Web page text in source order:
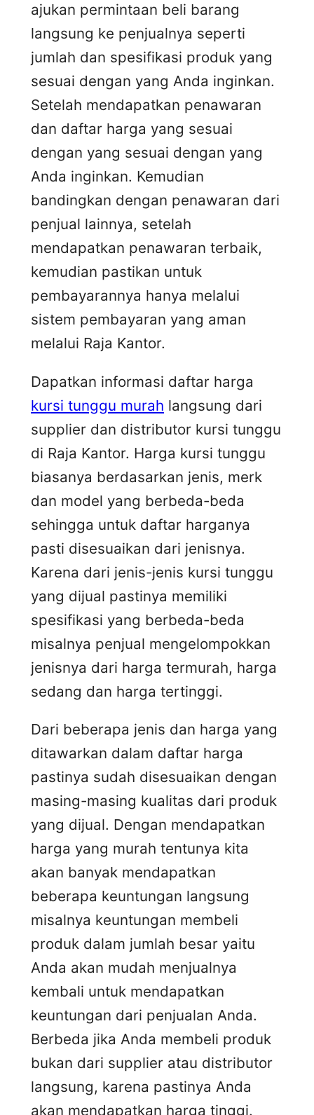
ajukan permintaan beli barang
langsung ke penjualnya seperti
jumlah dan spesifikasi produk yang
sesuai dengan yang Anda inginkan.
Setelah mendapatkan penawaran
dan daftar harga yang sesuai
dengan yang sesuai dengan yang
Anda inginkan. Kemudian
bandingkan dengan penawaran dari
penjual lainnya, setelah
mendapatkan penawaran terbaik,
kemudian pastikan untuk
pembayarannya hanya melalui
sistem pembayaran yang aman
melalui Raja Kantor.
Dapatkan informasi daftar harga
kursi tunggu murah langsung dari
supplier dan distributor kursi tunggu
di Raja Kantor. Harga kursi tunggu
biasanya berdasarkan jenis, merk
dan model yang berbeda-beda
sehingga untuk daftar harganya
pasti disesuaikan dari jenisnya.
Karena dari jenis-jenis kursi tunggu
yang dijual pastinya memiliki
spesifikasi yang berbeda-beda
misalnya penjual mengelompokkan
jenisnya dari harga termurah, harga
sedang dan harga tertinggi.
Dari beberapa jenis dan harga yang
ditawarkan dalam daftar harga
pastinya sudah disesuaikan dengan
masing-masing kualitas dari produk
yang dijual. Dengan mendapatkan
harga yang murah tentunya kita
akan banyak mendapatkan
beberapa keuntungan langsung
misalnya keuntungan membeli
produk dalam jumlah besar yaitu
Anda akan mudah menjualnya
kembali untuk mendapatkan
keuntungan dari penjualan Anda.
Berbeda jika Anda membeli produk
bukan dari supplier atau distributor
langsung, karena pastinya Anda
akan mendapatkan harga tinggi.